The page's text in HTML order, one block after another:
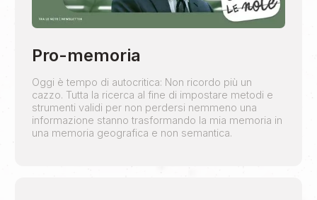
Pro-memoria
Oggi è tempo di autocritica: Non ricordo più un
cazzo. Tutta la ricerca al fine di impostare metodi e
strumenti validi per non perdersi nemmeno una
informazione stanno trasformando la mia memoria in
una memoria geografica e non semantica.